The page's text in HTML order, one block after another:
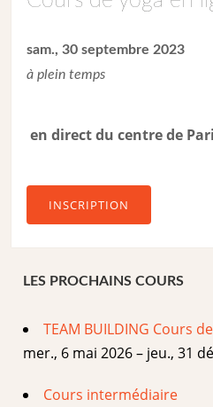
sam., 30 septembre 2023
à plein temps
en direct du centre de
INSCRIPTION
LES PROCHAINS COURS
TEAM BUILDING Cours
mer., 6 mai 2026 – jeu., 31
Cours intermédiaire